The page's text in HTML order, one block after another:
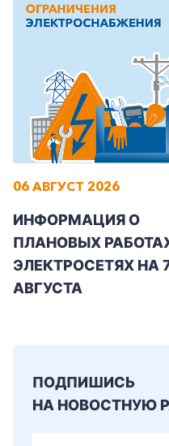
+7-800-700-24-57
Заказать
Корпоративным
06 АВГУСТ 2026
ИНФОРМАЦИЯ О
ПЛАНОВЫХ
ЭЛЕКТРОСЕТЯХ НА
АВГУСТА
ПОДПИШИСЬ
НА НОВОСТНУЮ